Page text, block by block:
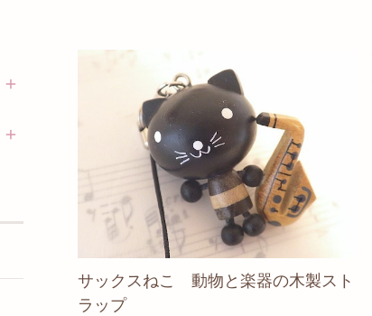
サックスねこ 動物と楽器の木製スト
ラップ